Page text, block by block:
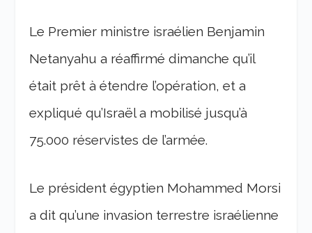
Le Premier ministre israélien Benjamin
Netanyahu a réaffirmé dimanche qu’il
était prêt à étendre l’opération, et a
expliqué qu’Israël a mobilisé jusqu’à
75.000 réservistes de l’armée.
Le président égyptien Mohammed Morsi
a dit qu’une invasion terrestre israélienne